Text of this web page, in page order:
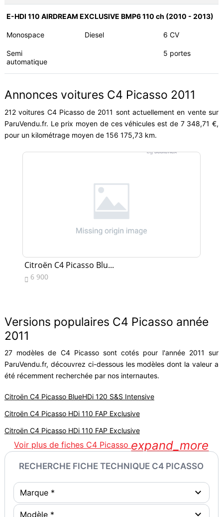
E-HDI 110 AIRDREAM EXCLUSIVE BMP6 110 ch (2010 - 2013)
Monospace Diesel 6 CV
Semi
automatique
5 portes
Annonces voitures C4 Picasso 2011
212 voitures C4 Picasso de 2011 sont actuellement en vente sur
ParuVendu.fr. Le prix moyen de ces véhicules est de 7 348,71 €,
pour un kilométrage moyen de 156 175,73 km.
Citroën C4 Picasso Blu...
 6 900
Versions populaires C4 Picasso année
2011
27 modèles de C4 Picasso sont cotés pour l'année 2011 sur
ParuVendu.fr, découvrez ci-dessous les modèles dont la valeur a
été récemment recherchée par nos internautes.
Citroën C4 Picasso BlueHDi 120 S&S Intensive
Citroën C4 Picasso HDi 110 FAP Exclusive
Citroën C4 Picasso HDi 110 FAP Exclusive
Voir plus de fiches C4 Picasso expand_more
RECHERCHE FICHE TECHNIQUE C4 PICASSO